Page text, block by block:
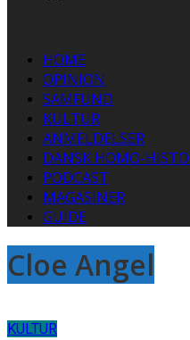
HOME
OPINION
SAMFUND
KULTUR
ANMELDELSER
DANSK HOMO-
PODCAST
MAGASINER
GUIDE
Cloe Angel
KULTUR